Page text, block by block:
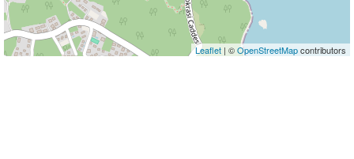
Leaflet | ©OpenStreetMapcontributors